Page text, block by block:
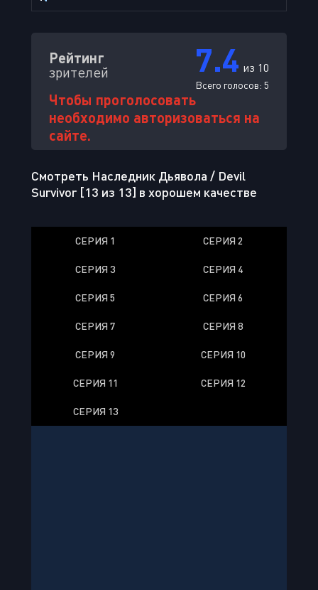
Рейтинг
зрителей 7.4 из 10
Всего голосов: 5
Чтобы проголосовать
необходимо авторизоваться на
сайте.
Смотреть Наследник Дьявола / Devil
Survivor [13 из 13] в хорошем качестве
СЕРИЯ 1 СЕРИЯ 2
СЕРИЯ 3 СЕРИЯ 4
СЕРИЯ 5 СЕРИЯ 6
СЕРИЯ 7 СЕРИЯ 8
СЕРИЯ 9 СЕРИЯ 10
СЕРИЯ 11 СЕРИЯ 12
СЕРИЯ 13